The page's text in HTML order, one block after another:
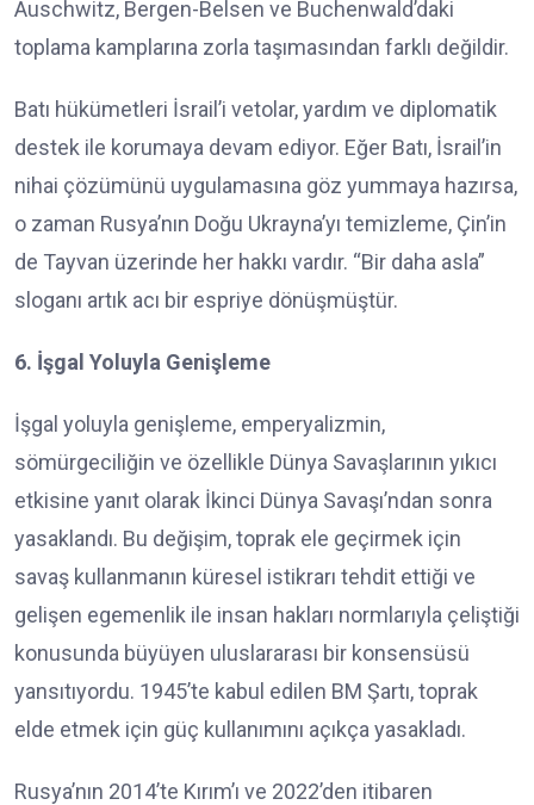
Auschwitz, Bergen-Belsen ve Buchenwald’daki
toplama kamplarına zorla taşımasından farklı değildir.
Batı hükümetleri İsrail’i vetolar, yardım ve diplomatik
destek ile korumaya devam ediyor. Eğer Batı, İsrail’in
nihai çözümünü uygulamasına göz yummaya hazırsa,
o zaman Rusya’nın Doğu Ukrayna’yı temizleme, Çin’in
de Tayvan üzerinde her hakkı vardır. “Bir daha asla”
sloganı artık acı bir espriye dönüşmüştür.
6. İşgal Yoluyla Genişleme
İşgal yoluyla genişleme, emperyalizmin,
sömürgeciliğin ve özellikle Dünya Savaşlarının yıkıcı
etkisine yanıt olarak İkinci Dünya Savaşı’ndan sonra
yasaklandı. Bu değişim, toprak ele geçirmek için
savaş kullanmanın küresel istikrarı tehdit ettiği ve
gelişen egemenlik ile insan hakları normlarıyla çeliştiği
konusunda büyüyen uluslararası bir konsensüsü
yansıtıyordu. 1945’te kabul edilen BM Şartı, toprak
elde etmek için güç kullanımını açıkça yasakladı.
Rusya’nın 2014’te Kırım’ı ve 2022’den itibaren